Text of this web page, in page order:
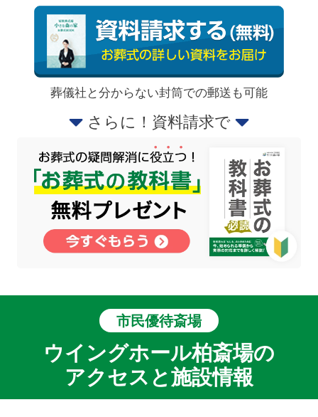
葬儀社と分からない封筒での郵送も可能
さらに！資料請求で
市民優待斎場
ウイングホール柏斎場の
アクセスと施設情報